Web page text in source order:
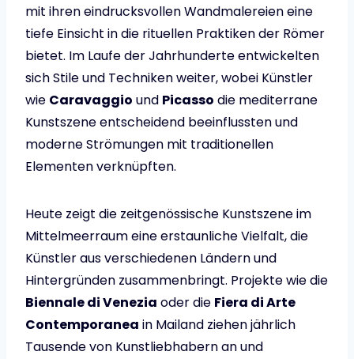
mit ihren eindrucksvollen Wandmalereien eine
tiefe Einsicht in die rituellen Praktiken der Römer
bietet. Im Laufe der Jahrhunderte entwickelten
sich Stile und Techniken weiter, wobei Künstler
wie Caravaggio und Picasso die mediterrane
Kunstszene entscheidend beeinflussten und
moderne Strömungen mit traditionellen
Elementen verknüpften.
Heute zeigt die zeitgenössische Kunstszene im
Mittelmeerraum eine erstaunliche Vielfalt, die
Künstler aus verschiedenen Ländern und
Hintergründen zusammenbringt. Projekte wie die
Biennale di Venezia oder die Fiera di Arte
Contemporanea in Mailand ziehen jährlich
Tausende von Kunstliebhabern an und